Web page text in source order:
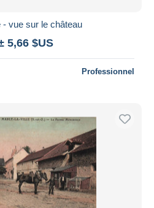
- vue sur le château
5,66 $US
Professionnel